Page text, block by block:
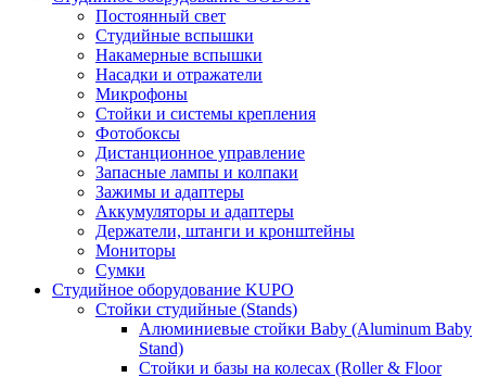
Постоянный свет
Студийные вспышки
Накамерные вспышки
Насадки и отражатели
Микрофоны
Стойки и системы крепления
Фотобоксы
Дистанционное управление
Запасные лампы и колпаки
Зажимы и адаптеры
Аккумуляторы и адаптеры
Держатели, штанги и кронштейны
Мониторы
Сумки
Студийное оборудование KUPO
Стойки студийные (Stands)
Алюминиевые стойки Baby (Aluminum Baby
Stand)
Стойки и базы на колесах (Roller & Floor